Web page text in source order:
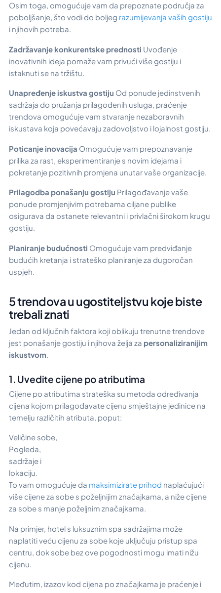
Osim toga, omogućuje vam da prepoznate područja za
poboljšanje, što vodi do boljeg razumijevanja vaših gostiju
i njihovih potreba.
Zadržavanje konkurentske prednosti Uvođenje
inovativnih ideja pomaže vam privući više gostiju i
istaknuti se na tržištu.
Unapređenje iskustva gostiju Od ponude jedinstvenih
sadržaja do pružanja prilagođenih usluga, praćenje
trendova omogućuje vam stvaranje nezaboravnih
iskustava koja povećavaju zadovoljstvo i lojalnost gostiju.
Poticanje inovacija Omogućuje vam prepoznavanje
prilika za rast, eksperimentiranje s novim idejama i
pokretanje pozitivnih promjena unutar vaše organizacije.
Prilagodba ponašanju gostiju Prilagođavanje vaše
ponude promjenjivim potrebama ciljane publike
osigurava da ostanete relevantni i privlačni širokom krugu
gostiju.
Planiranje budućnosti Omogućuje vam predviđanje
budućih kretanja i strateško planiranje za dugoročan
uspjeh.
5 trendova u ugostiteljstvu koje biste
trebali znati
Jedan od ključnih faktora koji oblikuju trenutne trendove
jest ponašanje gostiju i njihova želja za personaliziranijim
iskustvom.
1. Uvedite cijene po atributima
Cijene po atributima strateška su metoda određivanja
cijena kojom prilagođavate cijenu smještajne jedinice na
temelju različitih atributa, poput:
Veličine sobe,
Pogleda,
sadržaje i
lokaciju.
To vam omogućuje da maksimizirate prihod naplaćujući
više cijene za sobe s poželjnijim značajkama, a niže cijene
za sobe s manje poželjnim značajkama.
Na primjer, hotel s luksuznim spa sadržajima može
naplatiti veću cijenu za sobe koje uključuju pristup spa
centru, dok sobe bez ove pogodnosti mogu imati nižu
cijenu.
Međutim, izazov kod cijena po značajkama je praćenje i